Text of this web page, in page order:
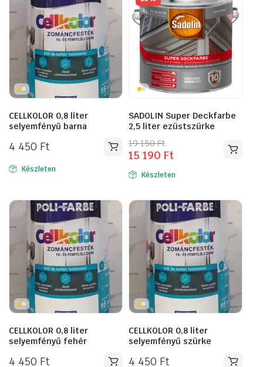
CELLKOLOR 0,8 liter
selyemfényű barna
4 450 Ft
Készleten
SADOLIN Super Deckfarbe
2,5 liter ezüstszürke
19 150Ft
Original
price
was:
150 Ft.
15 190 Ft
Current
price
is:
190 Ft.
Készleten
CELLKOLOR 0,8 liter
selyemfényű fehér
4 450 Ft
CELLKOLOR 0,8 liter
selyemfényű szürke
4 450 Ft